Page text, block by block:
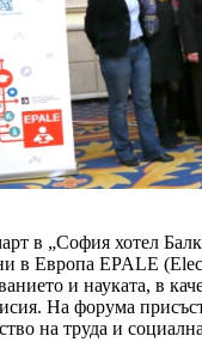
в „София хотел
в Европа EPALE
и науката, в
На форума
на труда и